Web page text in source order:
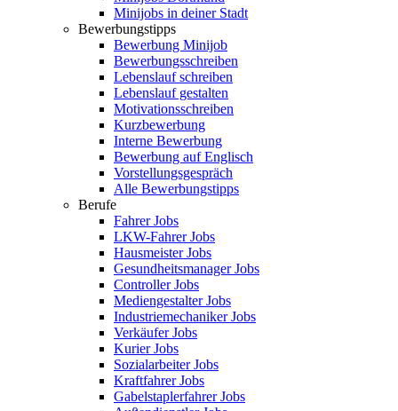
Minijobs in deiner Stadt
Bewerbungstipps
Bewerbung Minijob
Bewerbungsschreiben
Lebenslauf schreiben
Lebenslauf gestalten
Motivationsschreiben
Kurzbewerbung
Interne Bewerbung
Bewerbung auf Englisch
Vorstellungsgespräch
Alle Bewerbungstipps
Berufe
Fahrer Jobs
LKW-Fahrer Jobs
Hausmeister Jobs
Gesundheitsmanager Jobs
Controller Jobs
Mediengestalter Jobs
Industriemechaniker Jobs
Verkäufer Jobs
Kurier Jobs
Sozialarbeiter Jobs
Kraftfahrer Jobs
Gabelstaplerfahrer Jobs